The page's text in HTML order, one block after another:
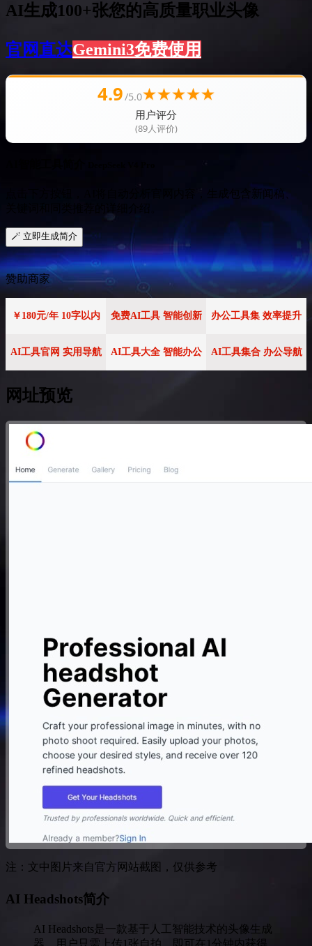
AI生成100+张您的高质量职业头像
官网直达Gemini3免费使用
4.9/5.0★★★★★
用户评分
(89人评价)
点击下方按钮，AI将自动分析官网内容，生成包含新闻稿、
🪄 立即生成简介
赞助商家
￥180元/年 10字以内 免费AI工具 智能创新 办公工具集 效率提升
AI工具官网 实用导航 AI工具大全 智能办公 AI工具集合 办公导航
网址预览
注：文中图片来自官方网站截图，仅供参考
AI Headshots简介
AI Headshots是一款基于人工智能技术的头像生成
器，用户只需上传1张自拍，即可在1分钟内获得